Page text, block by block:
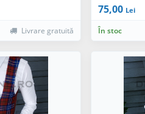
Livrare gratuită
75,00 Lei
În stoc